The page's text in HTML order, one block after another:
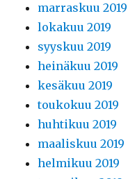
marraskuu 2019
lokakuu 2019
syyskuu 2019
heinäkuu 2019
kesäkuu 2019
toukokuu 2019
huhtikuu 2019
maaliskuu 2019
helmikuu 2019